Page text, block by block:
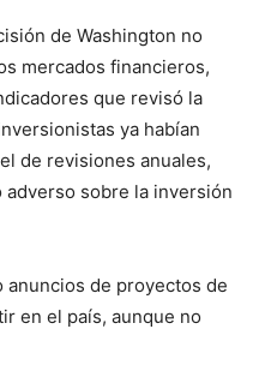
de Washington no
mercados financieros,
que revisó la
ya habían
de revisiones anuales,
sobre la inversión
de proyectos de
en el país, aunque no